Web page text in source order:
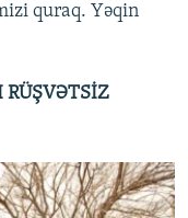
quraq. Yəqin
RÜŞVƏTSİZ